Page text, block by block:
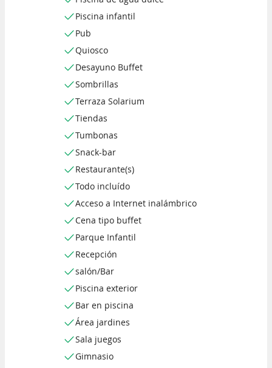
Piscina infantil
Pub
Quiosco
Desayuno Buffet
Sombrillas
Terraza Solarium
Tiendas
Tumbonas
Snack-bar
Restaurante(s)
Todo incluído
Acceso a Internet inalámbrico
Cena tipo buffet
Parque Infantil
Recepción
salón/Bar
Piscina exterior
Bar en piscina
Área jardines
Sala juegos
Gimnasio